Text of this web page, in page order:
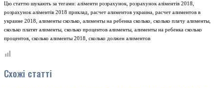
Цю статтю шукають за тегами: аліменти розрахунок, розрахунок аліментів 2018,
розрахунок аліментів 2018 приклад, расчет алиментов украина, расчет алиментов в
украине 2018, алименты сколько, алименты на ребенка сколько, сколько плачу алименты,
сколько платят алименты, сколько процентов алименты, алименты на ребенка сколько
процентов, сколько алименты 2018, сколько должен алиментов
Схожі статті